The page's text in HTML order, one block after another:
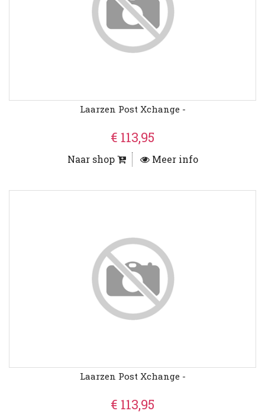
Laarzen Post Xchange -
€ 113,95
Naar shop Meer info
Laarzen Post Xchange -
€ 113,95